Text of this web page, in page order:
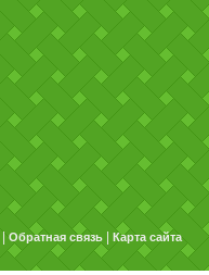
Обратная связь Карта сайта